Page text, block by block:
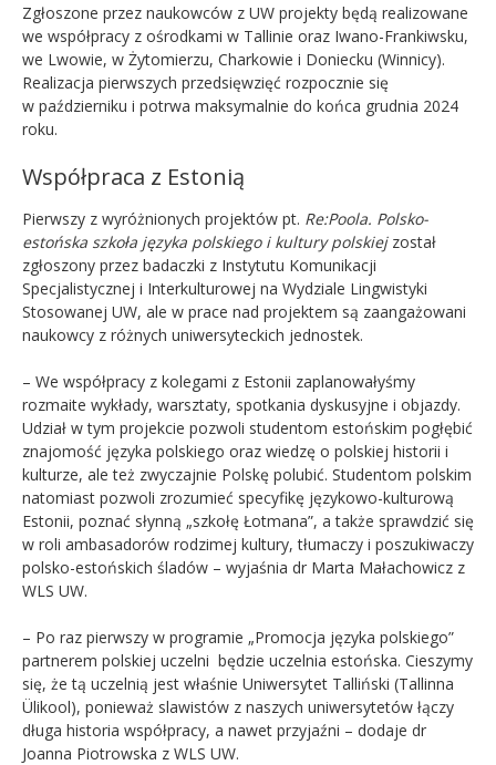
Zgłoszone przez naukowców z UW projekty będą realizowane
we współpracy z ośrodkami w Tallinie oraz Iwano-Frankiwsku,
we Lwowie, w Żytomierzu, Charkowie i Doniecku (Winnicy).
Realizacja pierwszych przedsięwzięć rozpocznie się
w październiku i potrwa maksymalnie do końca grudnia 2024
roku.
Współpraca z Estonią
Pierwszy z wyróżnionych projektów pt. Re:Poola. Polsko-
estońska szkoła języka polskiego i kultury polskiejzostał
zgłoszony przez badaczki z Instytutu Komunikacji
Specjalistycznej i Interkulturowej na Wydziale Lingwistyki
Stosowanej UW, ale w prace nad projektem są zaangażowani
naukowcy z różnych uniwersyteckich jednostek.
– We współpracy z kolegami z Estonii zaplanowałyśmy
rozmaite wykłady, warsztaty, spotkania dyskusyjne i objazdy.
Udział w tym projekcie pozwoli studentom estońskim pogłębić
znajomość języka polskiego oraz wiedzę o polskiej historii i
kulturze, ale też zwyczajnie Polskę polubić. Studentom polskim
natomiast pozwoli zrozumieć specyfikę językowo-kulturową
Estonii, poznać słynną „szkołę Łotmana”, a także sprawdzić się
w roli ambasadorów rodzimej kultury, tłumaczy i poszukiwaczy
polsko-estońskich śladów – wyjaśnia dr Marta Małachowicz z
WLS UW.
– Po raz pierwszy w programie „Promocja języka polskiego”
partnerem polskiej uczelni będzie uczelnia estońska. Cieszymy
się, że tą uczelnią jest właśnie Uniwersytet Talliński (Tallinna
Ülikool), ponieważ slawistów z naszych uniwersytetów łączy
długa historia współpracy, a nawet przyjaźni – dodaje dr
Joanna Piotrowska z WLS UW.